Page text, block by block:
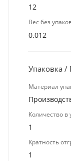
12
Вес без
0.012
Упаковка /
Материал
Количество в
1
Кратность
1